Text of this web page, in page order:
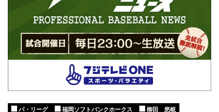
パ・リーグ 福岡ソフトバンクホークス
柳田 悠岐